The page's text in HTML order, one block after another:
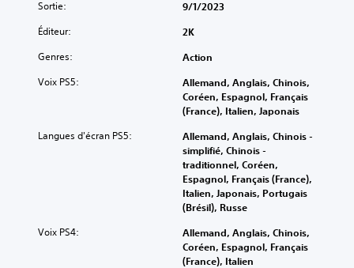
Sortie: 9/1/2023
Éditeur: 2K
Genres: Action
Voix PS5:
Allemand, Anglais, Chinois,
Coréen, Espagnol, Français
(France), Italien, Japonais
Langues d'écran PS5:
Allemand, Anglais, Chinois -
simplifié, Chinois -
traditionnel, Coréen,
Espagnol, Français (France),
Italien, Japonais, Portugais
(Brésil), Russe
Voix PS4:
Allemand, Anglais, Chinois,
Coréen, Espagnol, Français
(France), Italien